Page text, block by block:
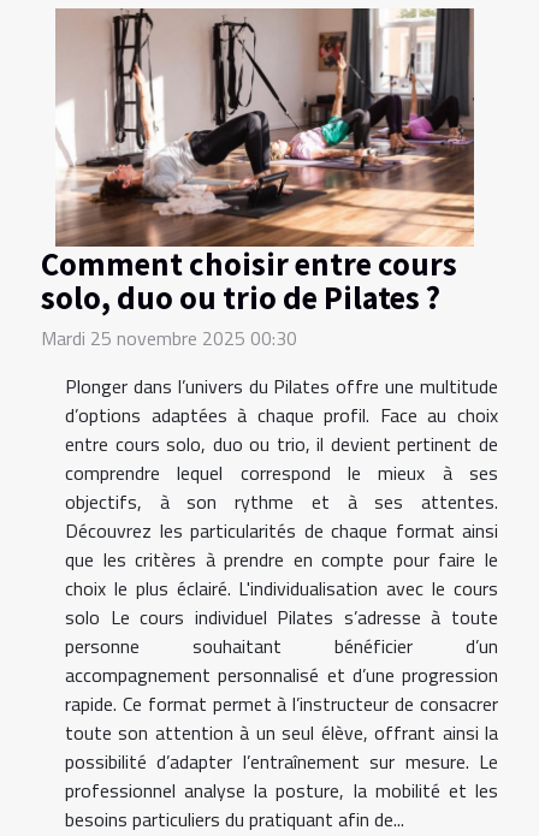
Comment choisir entre cours
solo, duo ou trio de Pilates ?
Mardi 25 novembre 2025 00:30
Plonger dans l’univers du Pilates offre une multitude
d’options adaptées à chaque profil. Face au choix
entre cours solo, duo ou trio, il devient pertinent de
comprendre lequel correspond le mieux à ses
objectifs, à son rythme et à ses attentes.
Découvrez les particularités de chaque format ainsi
que les critères à prendre en compte pour faire le
choix le plus éclairé. L'individualisation avec le cours
solo Le cours individuel Pilates s’adresse à toute
personne souhaitant bénéficier d’un
accompagnement personnalisé et d’une progression
rapide. Ce format permet à l’instructeur de consacrer
toute son attention à un seul élève, offrant ainsi la
possibilité d’adapter l’entraînement sur mesure. Le
professionnel analyse la posture, la mobilité et les
besoins particuliers du pratiquant afin de...